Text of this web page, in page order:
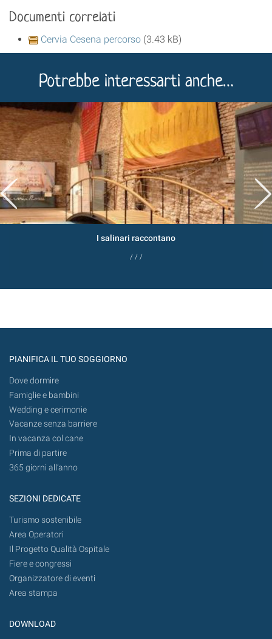
Documenti correlati
Cervia Cesena percorso (3.43 kB)
Potrebbe interessarti anche…
I salinari raccontano
/ / /
PIANIFICA IL TUO SOGGIORNO
Dove dormire
Famiglie e bambini
Wedding e cerimonie
Vacanze senza barriere
In vacanza col cane
Prima di partire
365 giorni all’anno
SEZIONI DEDICATE
Turismo sostenibile
Area Operatori
Il Progetto Qualità Ospitale
Fiere e congressi
Organizzatore di eventi
Area stampa
DOWNLOAD